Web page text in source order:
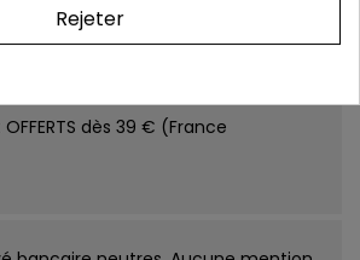
24/48h
dès 39 € (France
Rejeter